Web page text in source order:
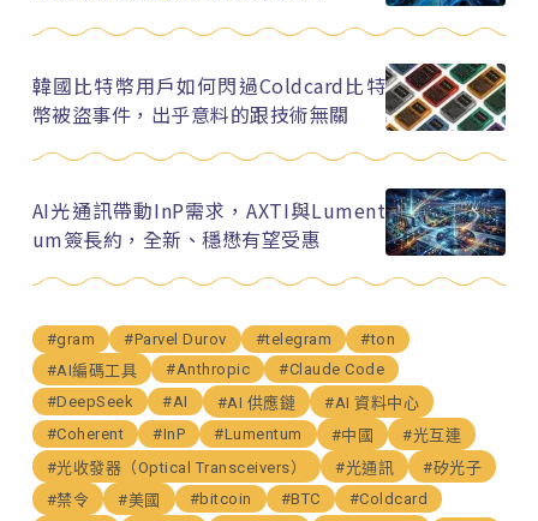
韓國比特幣用戶如何閃過Coldcard比特
幣被盜事件，出乎意料的跟技術無關
AI光通訊帶動InP需求，AXTI與Lument
um簽長約，全新、穩懋有望受惠
#gram #Parvel Durov #telegram
#ton
#AI編碼工具
#Anthropic
#Claude Code
#DeepSeek
#AI #AI 供應鏈
#AI 資料中心
#Coherent
#InP #Lumentum #中國
#光互連
#光收發器（Optical Transceivers）
#光通訊
#矽光子
#禁令
#美國 #bitcoin #BTC
#Coldcard